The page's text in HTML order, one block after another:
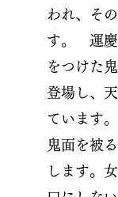
われ、そ
す。
運慶
をつけた
登場し、
ています。
鬼面を被
します。